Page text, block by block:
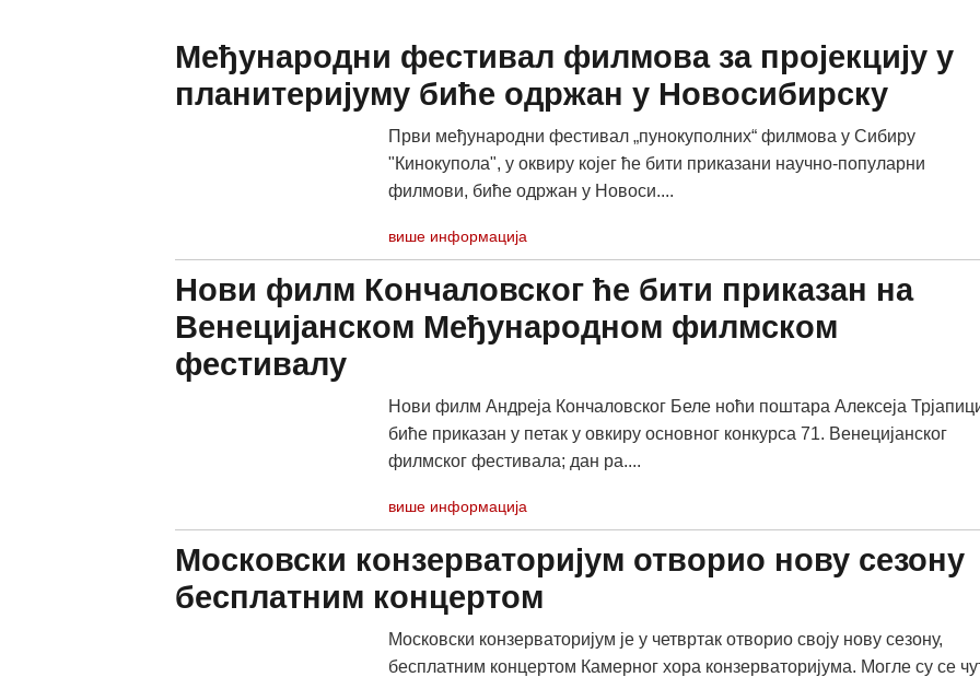
Међународни фестивал филмова за пројекцију у
планитеријуму биће одржан у Новосибирску
Први међународни фестивал „пунокуполних“ филмова у Сибиру
"Кинокупола", у оквиру којег ће бити приказани научно-популарни
филмови, биће одржан у Новоси....
више информација
Нови филм Кончаловског ће бити приказан на
Венецијанском Међународном филмском
фестивалу
Нови филм Андреја Кончаловског Беле ноћи поштара Алексеја
биће приказан у петак у овкиру основног конкурса 71. Венецијанског
филмског фестивала; дан ра....
више информација
Московски конзерваторијум отворио нову сезону
бесплатним концертом
Московски конзерваторијум је у четвртак отворио своју нову сезону,
бесплатним концертом Камерног хора конзерваторијума. Могле су се